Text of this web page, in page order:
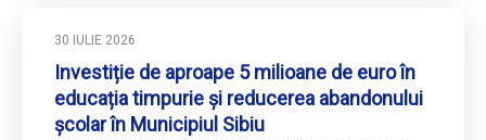
30 IULIE 2026
Investiție de aproape 5 milioane de euro în
educația timpurie și reducerea abandonului
școlar în Municipiul Sibiu